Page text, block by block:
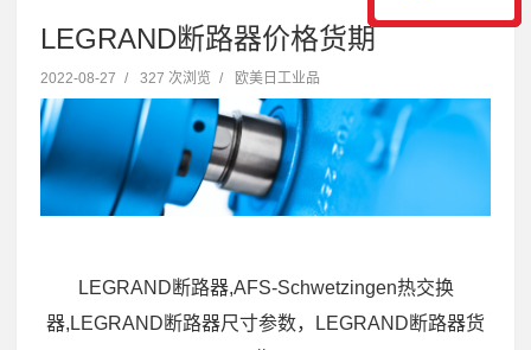
LEGRAND断路器价格货期
2022-08-27 / 327 次浏览 / 欧美日工业品
LEGRAND断路器,AFS-Schwetzingen热交换
器,LEGRAND断路器尺寸参数，LEGRAND断路器货